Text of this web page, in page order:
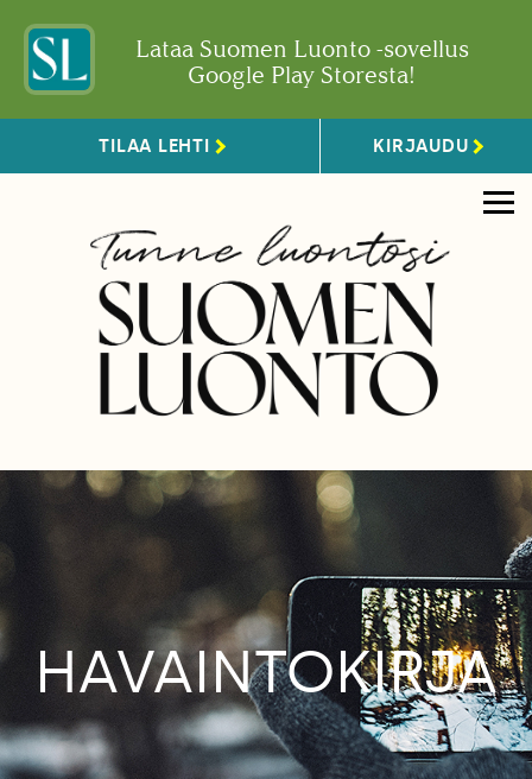
Lataa Suomen Luonto -sovellus
Google Play Storesta!
TILAA LEHTI KIRJAUDU
HAVAINTOKIRJA